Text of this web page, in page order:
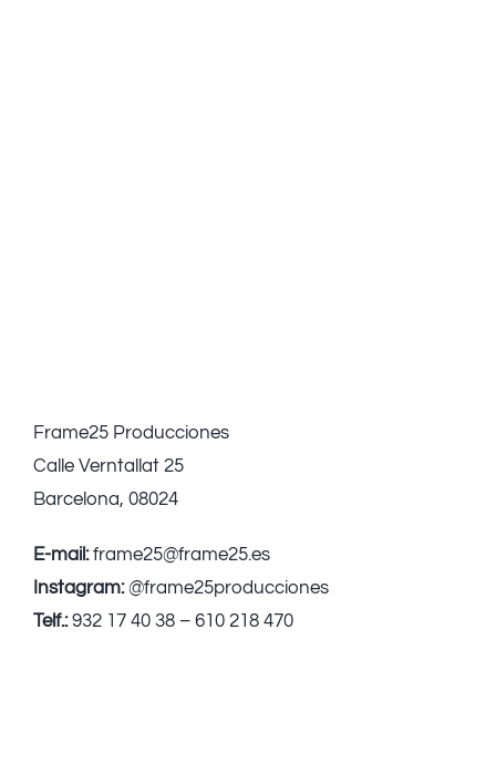
Frame25 Producciones
Calle Verntallat 25
Barcelona, 08024
E-mail:frame25@frame25.es
Instagram:@frame25producciones
Telf.:932 17 40 38 – 610 218 470